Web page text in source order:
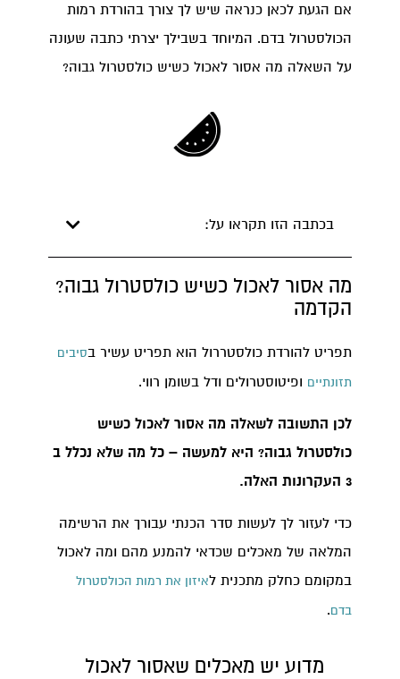
אם הגעת לכאן כנראה שיש לך צורך בהורדת רמות
הכולסטרול בדם. המיוחד בשבילך יצרתי כתבה שעונה
על השאלה מה אסור לאכול כשיש כולסטרול גבוה?
בכתבה הזו תקראו על:
מה אסור לאכול כשיש כולסטרול גבוה?
הקדמה
תפריט להורדת כולסטררול הוא תפריט עשיר בסיבים
תזונתיים ופיטוסטרולים ודל בשומן רווי.
לכן התשובה לשאלה מה אסור לאכול כשיש
כולסטרול גבוה? היא למעשה – כל מה שלא נכלל ב
3 העקרונות האלה.
כדי לעזור לך לעשות סדר הכנתי עבורך את הרשימה
המלאה של מאכלים שכדאי להמנע מהם ומה לאכול
במקומם כחלק מתכנית לאיזון את רמות הכולסטרול
בדם.
מדוע יש מאכלים שאסור לאכול